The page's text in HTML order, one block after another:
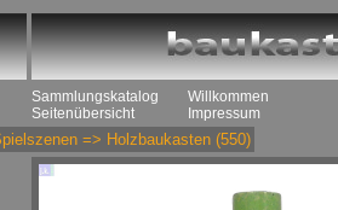
Sammlungskatalog
Seitenübersicht
Willkommen
Impressum
=> Holzbaukasten (550)